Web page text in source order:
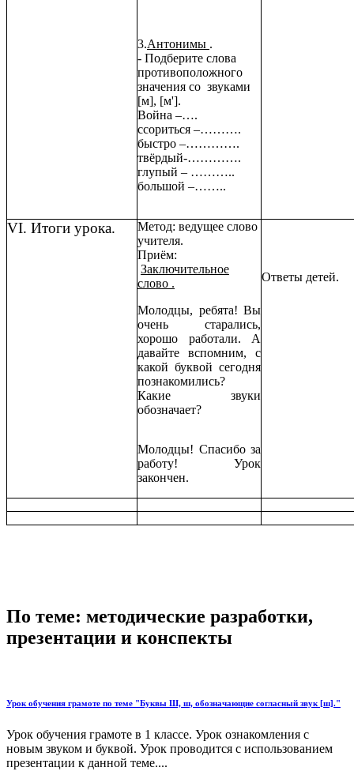
3.Антонимы .
- Подберите слова
противоположного
значения со звуками
[м], [м'].
Война –….
ссориться –……….
быстро –………….
твёрдый-………….
глупый – ………..
большой –……..
VI. Итоги урока.
Метод: ведущее слово
учителя.
Приём:
Заключительное
слово .
Молодцы, ребята! Вы
очень старались,
хорошо работали. А
давайте вспомним, с
какой буквой сегодня
познакомились?
Какие звуки
обозначает?
Молодцы! Спасибо за
работу! Урок
закончен.
Ответы детей.
По теме: методические разработки,
презентации и конспекты
Урок обучения грамоте по теме "Буквы Ш, ш, обозначающие согласный звук [ш]."
Урок обучения грамоте в 1 классе. Урок ознакомления с
новым звуком и буквой. Урок проводится с использованием
презентации к данной теме....